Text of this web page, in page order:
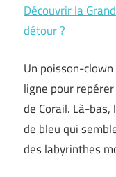
Découvrir la
détour ?
Un poisson-clown
ligne pour
de Corail. Là-bas,
de bleu qui
des labyrinthes